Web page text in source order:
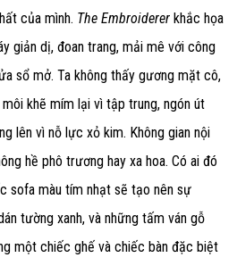
của mình. The Embroiderer khắc họa
giản dị, đoan trang, mải mê với công
sổ mở. Ta không thấy gương mặt cô,
khẽ mím lại vì tập trung, ngón út
lên vì nỗ lực xỏ kim. Không gian nội
hề phô trương hay xa hoa. Có ai đó
sofa màu tím nhạt sẽ tạo nên sự
tường xanh, và những tấm ván gỗ
một chiếc ghế và chiếc bàn đặc biệt